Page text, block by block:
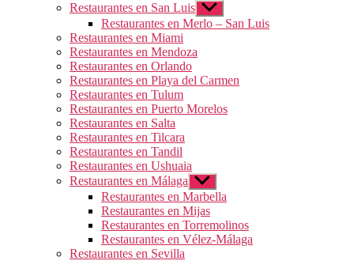
Restaurantes en San Luis Mostrar
el
submenú
Restaurantes en Merlo – San Luis
Restaurantes en Miami
Restaurantes en Mendoza
Restaurantes en Orlando
Restaurantes en Playa del Carmen
Restaurantes en Tulum
Restaurantes en Puerto Morelos
Restaurantes en Salta
Restaurantes en Tilcara
Restaurantes en Tandil
Restaurantes en Ushuaia
Restaurantes en Málaga Mostrar
el
submenú
Restaurantes en Marbella
Restaurantes en Mijas
Restaurantes en Torremolinos
Restaurantes en Vélez-Málaga
Restaurantes en Sevilla